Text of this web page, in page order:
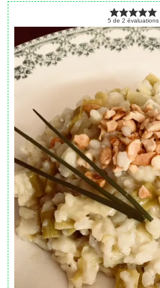
5 de 2 évaluations